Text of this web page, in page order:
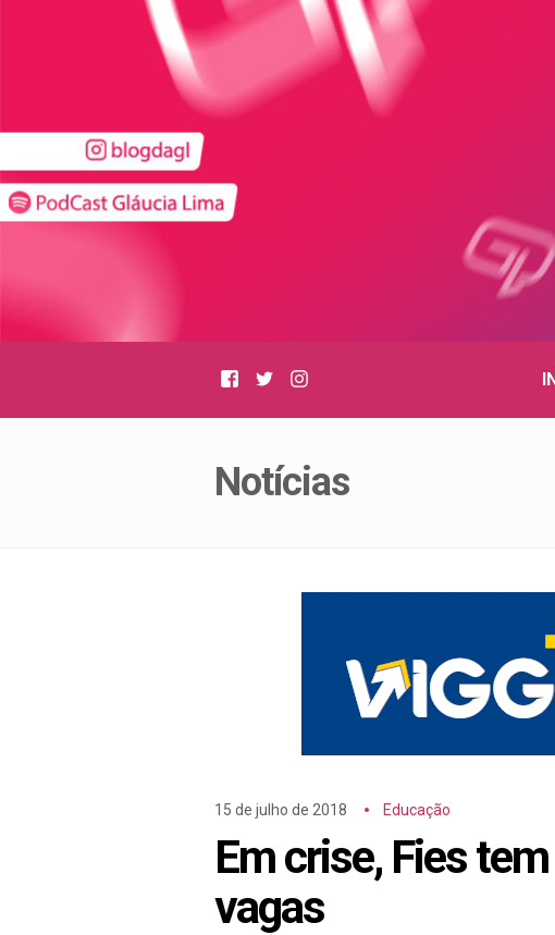
Facebook
Twitter
Notícias
15 de julho de 2018 Educação
Em crise, Fies
vagas